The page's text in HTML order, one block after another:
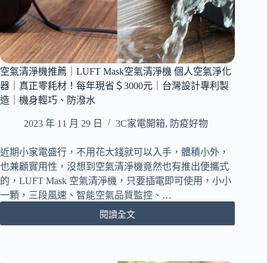
空氣清淨機推薦｜LUFT Mask空氣清淨機 個人空氣淨化
器｜真正零耗材！每年現省＄3000元｜台灣設計專利製
造｜機身輕巧、防潑水
2023 年 11 月 29 日 3C家電開箱, 防疫好物
近期小家電盛行，不用花大錢就可以入手，體積小外，
也兼顧實用性，沒想到空氣清淨機竟然也有推出便攜式
的，LUFT Mask 空氣清淨機，只要插電即可使用，小小
一顆，三段風速、智能空氣品質監控、…
閱讀全文
空